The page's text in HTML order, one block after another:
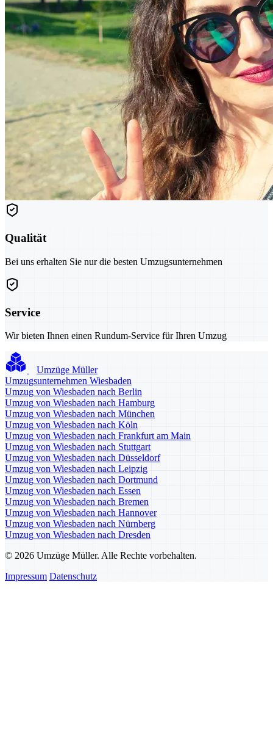
Qualität
Bei uns erhalten Sie nur die besten Umzugsunternehmen
Service
Wir bieten Ihnen einen Rundum-Service für Ihren Umzug
Umzüge Müller
Umzugsunternehmen Wiesbaden
Umzug von Wiesbaden nach Berlin
Umzug von Wiesbaden nach Hamburg
Umzug von Wiesbaden nach München
Umzug von Wiesbaden nach Köln
Umzug von Wiesbaden nach Frankfurt am Main
Umzug von Wiesbaden nach Stuttgart
Umzug von Wiesbaden nach Düsseldorf
Umzug von Wiesbaden nach Leipzig
Umzug von Wiesbaden nach Dortmund
Umzug von Wiesbaden nach Essen
Umzug von Wiesbaden nach Bremen
Umzug von Wiesbaden nach Hannover
Umzug von Wiesbaden nach Nürnberg
Umzug von Wiesbaden nach Dresden
© 2026 Umzüge Müller. Alle Rechte vorbehalten.
Impressum Datenschutz